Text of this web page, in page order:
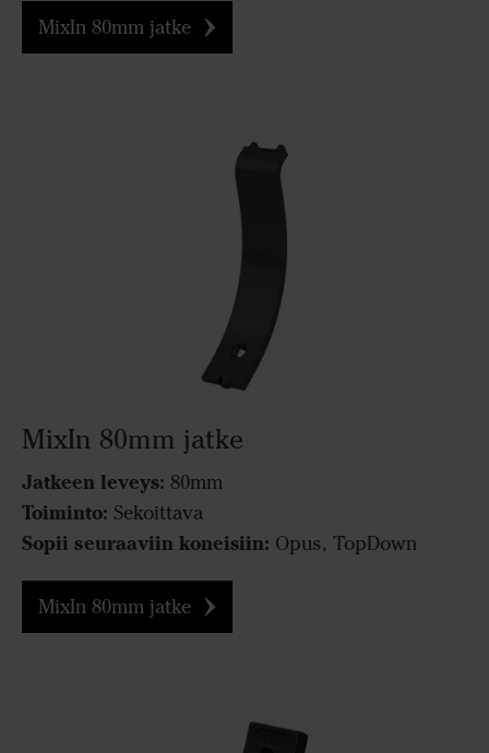
MixIn 80mm jatke
MixIn 80mm jatke
Jatkeen leveys: 80mm
Toiminto: Sekoittava
Sopii seuraaviin koneisiin: Opus, TopDown
MixIn 80mm jatke